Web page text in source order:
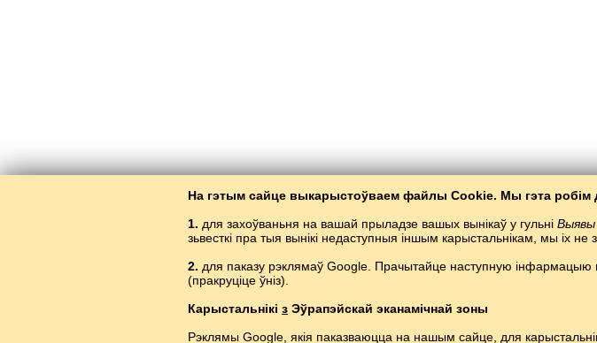
На гэтым сайце выкарыстоўваем файлы Cookie. Мы гэта робім
1. для захоўваньня на вашай прыладзе вашых вынікаў у гульні Выявы
зьвесткі пра тыя вынікі недаступныя іншым карысталь­нікам, мы іх
2. для паказу рэклямаў Google. Прачытайце наступную
(пракруціце ўніз).
Карыстальнікі з Эўрапэйскай эканамічнай зоны
Рэклямы Google, якія паказваюцца на нашым сайце, для
Балта­Слаў/ Выявы і словы/